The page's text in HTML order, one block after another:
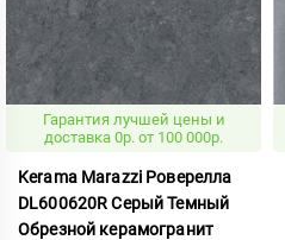
Гарантия лучшей цены и
доставка 0р. от 100 000р.
Kerama Marazzi Роверелла
DL600620R Серый Темный
Обрезной керамогранит